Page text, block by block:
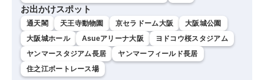
お出かけスポット
通天閣 天王寺動物園 京セラドーム大阪
大阪城公園
大阪城ホール
Asueアリーナ大阪
ヨドコウ桜スタジアム
ヤンマースタジアム長居
ヤンマーフィールド長居
住之江ボートレース場